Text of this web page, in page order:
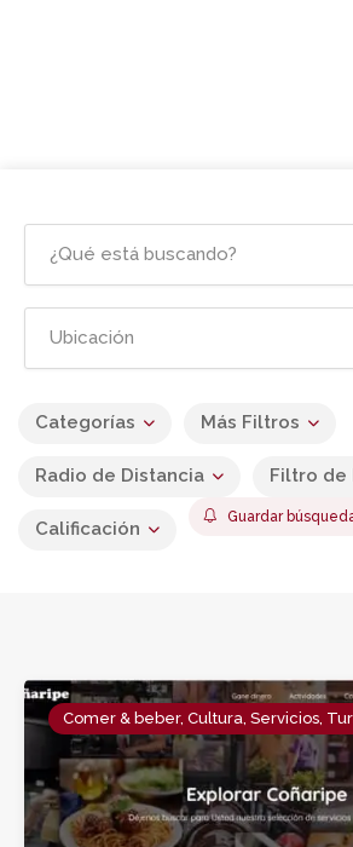
Categorías Más Filtros
Radio de Distancia Filtro de
Calificación
Guardar
Comer & beber, Cultura, Servicios,